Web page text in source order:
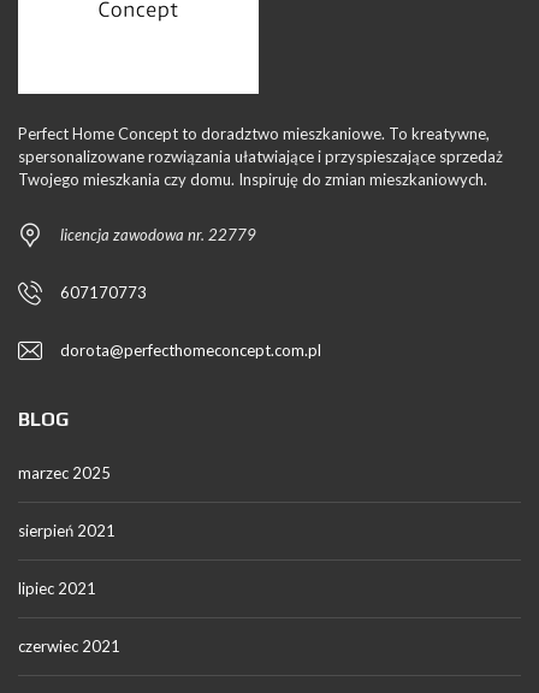
Perfect Home Concept to doradztwo mieszkaniowe. To kreatywne,
spersonalizowane rozwiązania ułatwiające i przyspieszające sprzedaż
Twojego mieszkania czy domu. Inspiruję do zmian mieszkaniowych.
licencja zawodowa nr. 22779
607170773
dorota@perfecthomeconcept.com.pl
BLOG
marzec 2025
sierpień 2021
lipiec 2021
czerwiec 2021